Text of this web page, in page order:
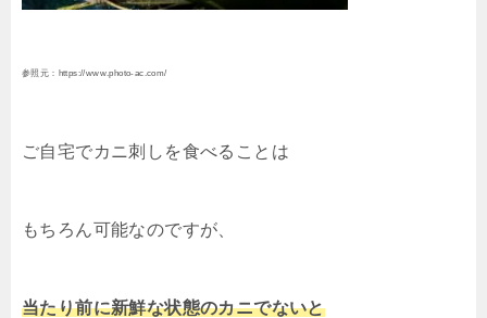
参照元：https://www.photo-ac.com/
ご自宅でカニ刺しを食べることは
もちろん可能なのですが、
当たり前に新鮮な状態のカニでないと